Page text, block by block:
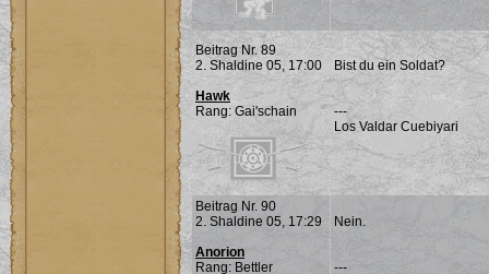
Beitrag Nr. 89
2. Shaldine 05, 17:00
Hawk
Rang: Gai'schain
Bist du ein Soldat?
---
Los Valdar Cuebiyari
Beitrag Nr. 90
2. Shaldine 05, 17:29
Anorion
Rang: Bettler
Nein.
---